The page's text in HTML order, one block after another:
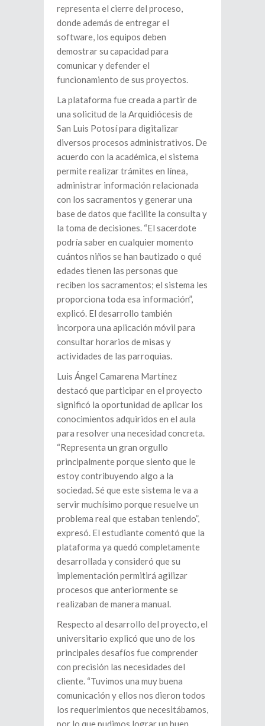
representa el cierre del proceso,
donde además de entregar el
software, los equipos deben
demostrar su capacidad para
comunicar y defender el
funcionamiento de sus proyectos.
La plataforma fue creada a partir de
una solicitud de la Arquidiócesis de
San Luis Potosí para digitalizar
diversos procesos administrativos. De
acuerdo con la académica, el sistema
permite realizar trámites en línea,
administrar información relacionada
con los sacramentos y generar una
base de datos que facilite la consulta y
la toma de decisiones. “El sacerdote
podría saber en cualquier momento
cuántos niños se han bautizado o qué
edades tienen las personas que
reciben los sacramentos; el sistema les
proporciona toda esa información”,
explicó. El desarrollo también
incorpora una aplicación móvil para
consultar horarios de misas y
actividades de las parroquias.
Luis Ángel Camarena Martínez
destacó que participar en el proyecto
significó la oportunidad de aplicar los
conocimientos adquiridos en el aula
para resolver una necesidad concreta.
“Representa un gran orgullo
principalmente porque siento que le
estoy contribuyendo algo a la
sociedad. Sé que este sistema le va a
servir muchísimo porque resuelve un
problema real que estaban teniendo”,
expresó. El estudiante comentó que la
plataforma ya quedó completamente
desarrollada y consideró que su
implementación permitirá agilizar
procesos que anteriormente se
realizaban de manera manual.
Respecto al desarrollo del proyecto, el
universitario explicó que uno de los
principales desafíos fue comprender
con precisión las necesidades del
cliente. “Tuvimos una muy buena
comunicación y ellos nos dieron todos
los requerimientos que necesitábamos,
por lo que pudimos lograr un buen